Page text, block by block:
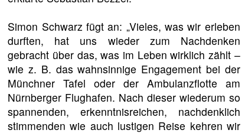
Simon Schwarz fügt an: „Vieles, was wir erleben
durften, hat uns wieder zum Nachdenken
gebracht über das, was im Leben wirklich zählt –
wie z. B. das wahnsinnige Engagement bei der
Münchner Tafel oder der Ambulanzflotte am
Nürnberger Flughafen. Nach dieser wiederum so
spannenden, erkenntnisreichen, nachdenklich
stimmenden wie auch lustigen Reise kehren wir